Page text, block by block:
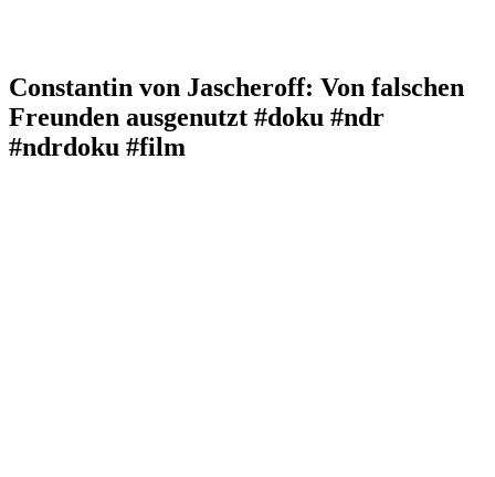
Constantin von Jascheroff: Von falschen
Freunden ausgenutzt #doku #ndr
#ndrdoku #film